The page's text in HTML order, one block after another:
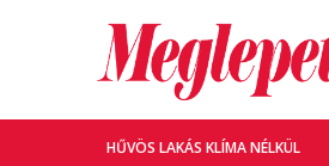
HŰVÖS LAKÁS KLÍMA NÉLKÜL